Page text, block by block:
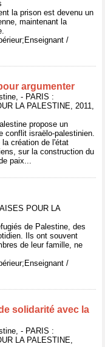
la prison est devenu un
maintenant la
/
argumenter
- PARIS :
LA PALESTINE, 2011,
propose un
conflit israëlo-palestinien.
la création de l'état
sur la construction du
paix...
POUR LA
de Palestine, des
Ils ont souvent
de leur famille, ne
/
solidarité avec la
- PARIS :
LA PALESTINE,